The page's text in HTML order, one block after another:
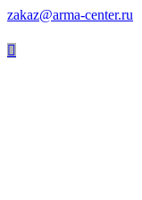
zakaz@arma-center.ru